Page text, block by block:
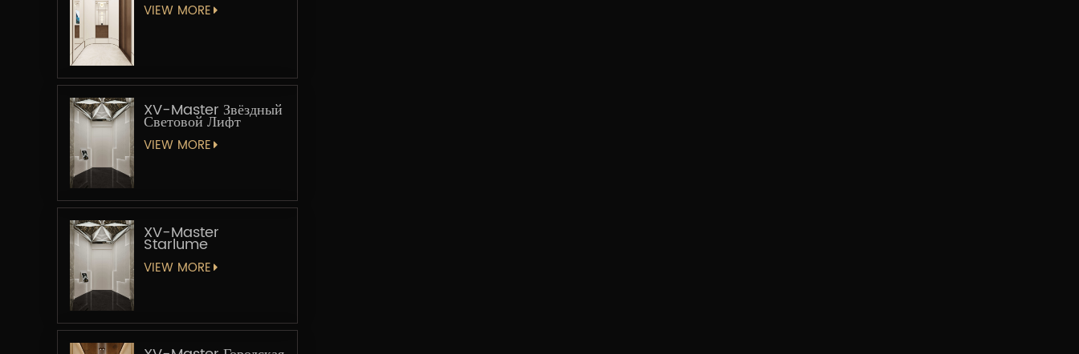
VIEW MORE
XV-Master Звёздный
Световой Лифт
VIEW MORE
XV-Master
Starlume
VIEW MORE